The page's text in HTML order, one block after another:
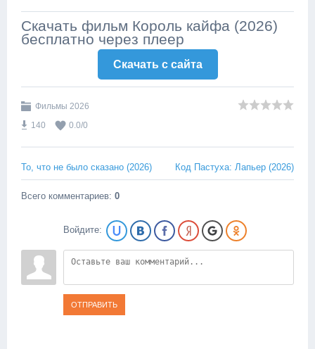
Скачать фильм Король кайфа (2026)
бесплатно через плеер
Скачать c сайта
Фильмы 2026
140
0.0/0
То, что не было сказано (2026) Код Пастуха: Лапьер (2026)
Всего комментариев: 0
Войдите:
ОТПРАВИТЬ